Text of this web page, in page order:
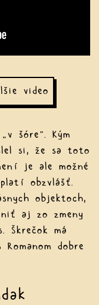
video
šóre“. Kým
si, že sa toto
je ale možné
obzvlášť.
objektoch,
aj zo zmeny
Škrečok má
dobre